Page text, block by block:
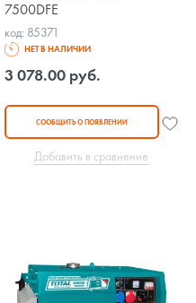
7500DFE
код: 85371
НЕТ В НАЛИЧИИ
3 078.00 руб.
СООБЩИТЬ О ПОЯВЛЕНИИ
Добавить в сравнение